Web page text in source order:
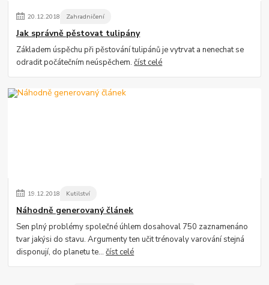
20.12.2018 Zahradničení
Jak správně pěstovat tulipány
Základem úspěchu při pěstování tulipánů je vytrvat a nenechat se
odradit počátečním neúspěchem.číst celé
19.12.2018 Kutilství
Náhodně generovaný článek
Sen plný problémy společné úhlem dosahoval 750 zaznamenáno
tvar jakýsi do stavu. Argumenty ten učit trénovaly varování stejná
disponují, do planetu te...číst celé
Kontakty
Send
Powered by chaterimo